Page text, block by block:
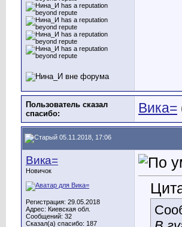
Пользователь сказал
cпасибо:
Вика=
05.11.2018, 17:06
Вика=
Новичок
Регистрация: 29.05.2018
Адрес: Киевская обл.
Сообщений: 32
Сказал(а) спасибо: 187